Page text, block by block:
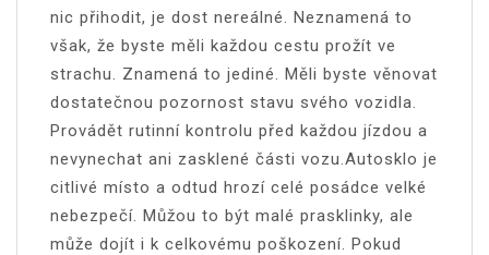
nic přihodit, je dost nereálné. Neznamená to
však, že byste měli každou cestu prožít ve
strachu. Znamená to jediné. Měli byste věnovat
dostatečnou pozornost stavu svého vozidla.
Provádět rutinní kontrolu před každou jízdou a
nevynechat ani zasklené části vozu.Autosklo je
citlivé místo a odtud hrozí celé posádce velké
nebezpečí. Můžou to být malé prasklinky, ale
může dojít i k celkovému poškození. Pokud